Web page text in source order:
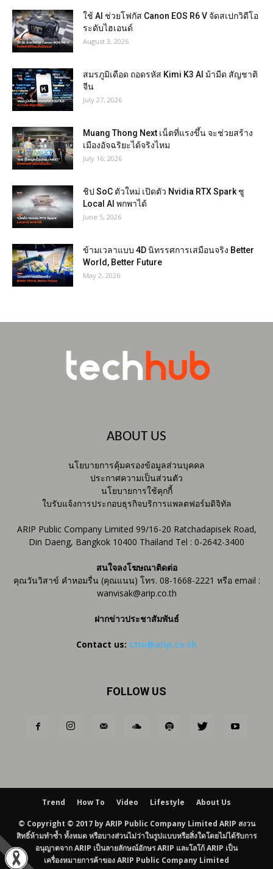
ใช้ AI ช่วยโฟกัส Canon EOS R6 V จัดสเปกวิดีโอ
ระดับไฮเอนด์
August 3, 2026
สมรภูมิเดือด ถอดรหัส Kimi K3 AI ม้ามืด สัญชาติ
จีน
July 27, 2026
Muang Thong Next เน็ตที่แรงขึ้น จะช่วยสร้าง
เมืองอัจฉริยะได้จริงไหม
July 16, 2026
ชิป SoC ตัวใหม่ เปิดตัว Nvidia RTX Spark ชู
Local AI พกพาได้
June 5, 2026
ข้ามเวลาแบบ 4D นิทรรศการเสมือนจริง Better
World, Better Future
May 2, 2026
ABOUT US
นโยบายการคุ้มครองข้อมูลส่วนบุคคล
ประกาศความเป็นส่วนตัว
นโยบายการใช้คุกกี้
ใบรับแจ้งการประกอบธุรกิจบริการแพลตฟอร์มดิจิทัล
ARIP Public Company Limited 99/16-20 Ratchadapisek Road,
Din Daeng, Bangkok 10400 Thailand Tel : 0-2642-3400
สนใจลงโฆษณาติดต่อ
คุณวันวิสาข์ คำหอมรื่น (คุณแนน) โทร. 08-1668-2221 หรือ email :
wanvisak@arip.co.th
ฝากข่าวประชาสัมพันธ์
Contact us: ctm@arip.co.th
FOLLOW US
Trend How To Video Lifestyle About Us
© Copyright © 2017 by ARIP Public Company Limited ARIP สงวน
สิทธิ์ห้ามทำซ้ำ ทั้งหมด หรือบางส่วนไม่ว่าในรูปแบบหรือสิ่งใดโดยไม่ได้รับการ
อนุญาตจาก ARIP เป็นลายลักษณ์อักษร ARIP และโลโก้ ARIP เป็น
เครื่องหมายการค้าของ ARIP Public Company Limited